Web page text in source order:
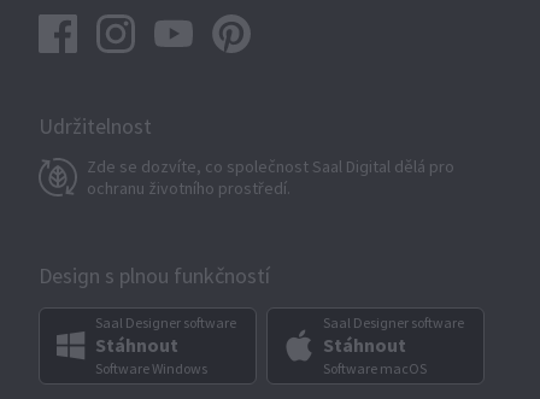
Udržitelnost
Zde se dozvíte, co společnost Saal Digital dělá pro
ochranu životního prostředí.
Design s plnou funkčností
Saal Designer software
Stáhnout
Software Windows
Saal Designer software
Stáhnout
Software macOS